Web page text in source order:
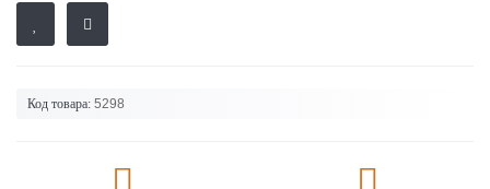
Код товара: 5298